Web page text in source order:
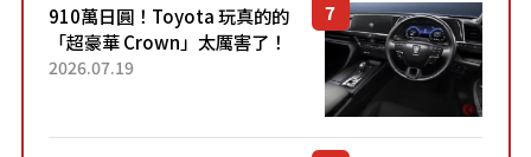
910萬日圓！Toyota 玩真的的
「超豪華 Crown」太厲害了！
採用由「匠人技藝」打造的
2026.07.19